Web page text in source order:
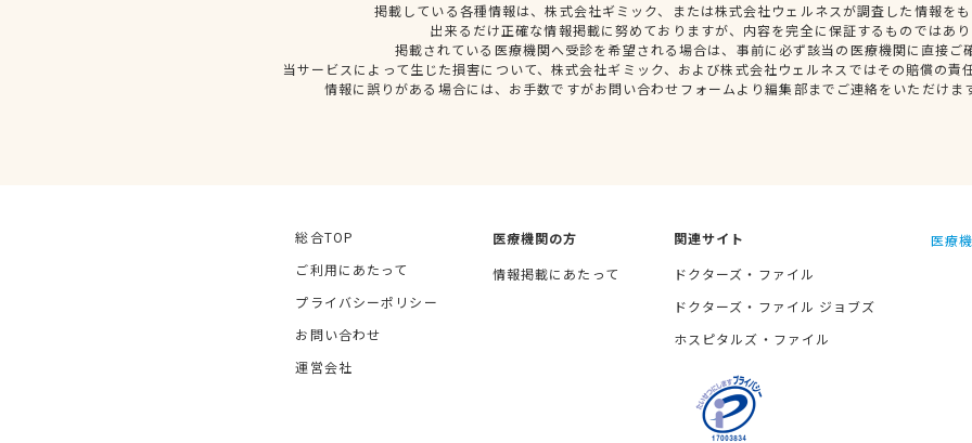
掲載している各種情報は、株式会社ギミック、または株式会社ウェルネスが調査した情報を
出来るだけ正確な情報掲載に努めておりますが、内容を完全に保証するものではあ
掲載されている医療機関へ受診を希望される場合は、事前に必ず該当の医療機関に直接ご
当サービスによって生じた損害について、株式会社ギミック、および株式会社ウェルネスではその賠償の責
情報に誤りがある場合には、お手数ですがお問い合わせフォームより編集部までご連絡をいただけま
総合TOP
ご利用にあたって
プライバシーポリシー
お問い合わせ
運営会社
医療機関の方
情報掲載にあたって
関連サイト
ドクターズ・ファイル
ドクターズ・ファイル ジョブズ
ホスピタルズ・ファイル
医療